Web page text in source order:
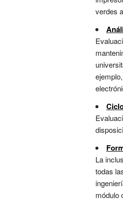
verdes
La
todas
módulo